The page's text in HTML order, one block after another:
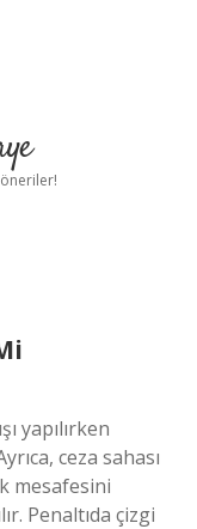
yapılırken
ceza sahası
mesafesini
Penaltıda çizgi